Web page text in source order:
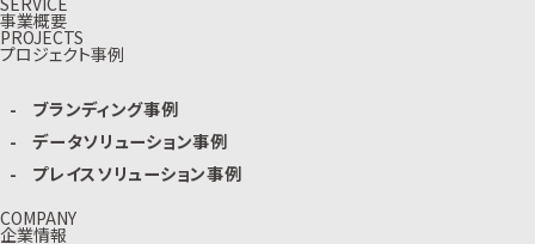
事業概要
PROJECTS
プロジェクト事例
ブランディング事例
データソリューション事例
プレイスソリューション事例
COMPANY
企業情報